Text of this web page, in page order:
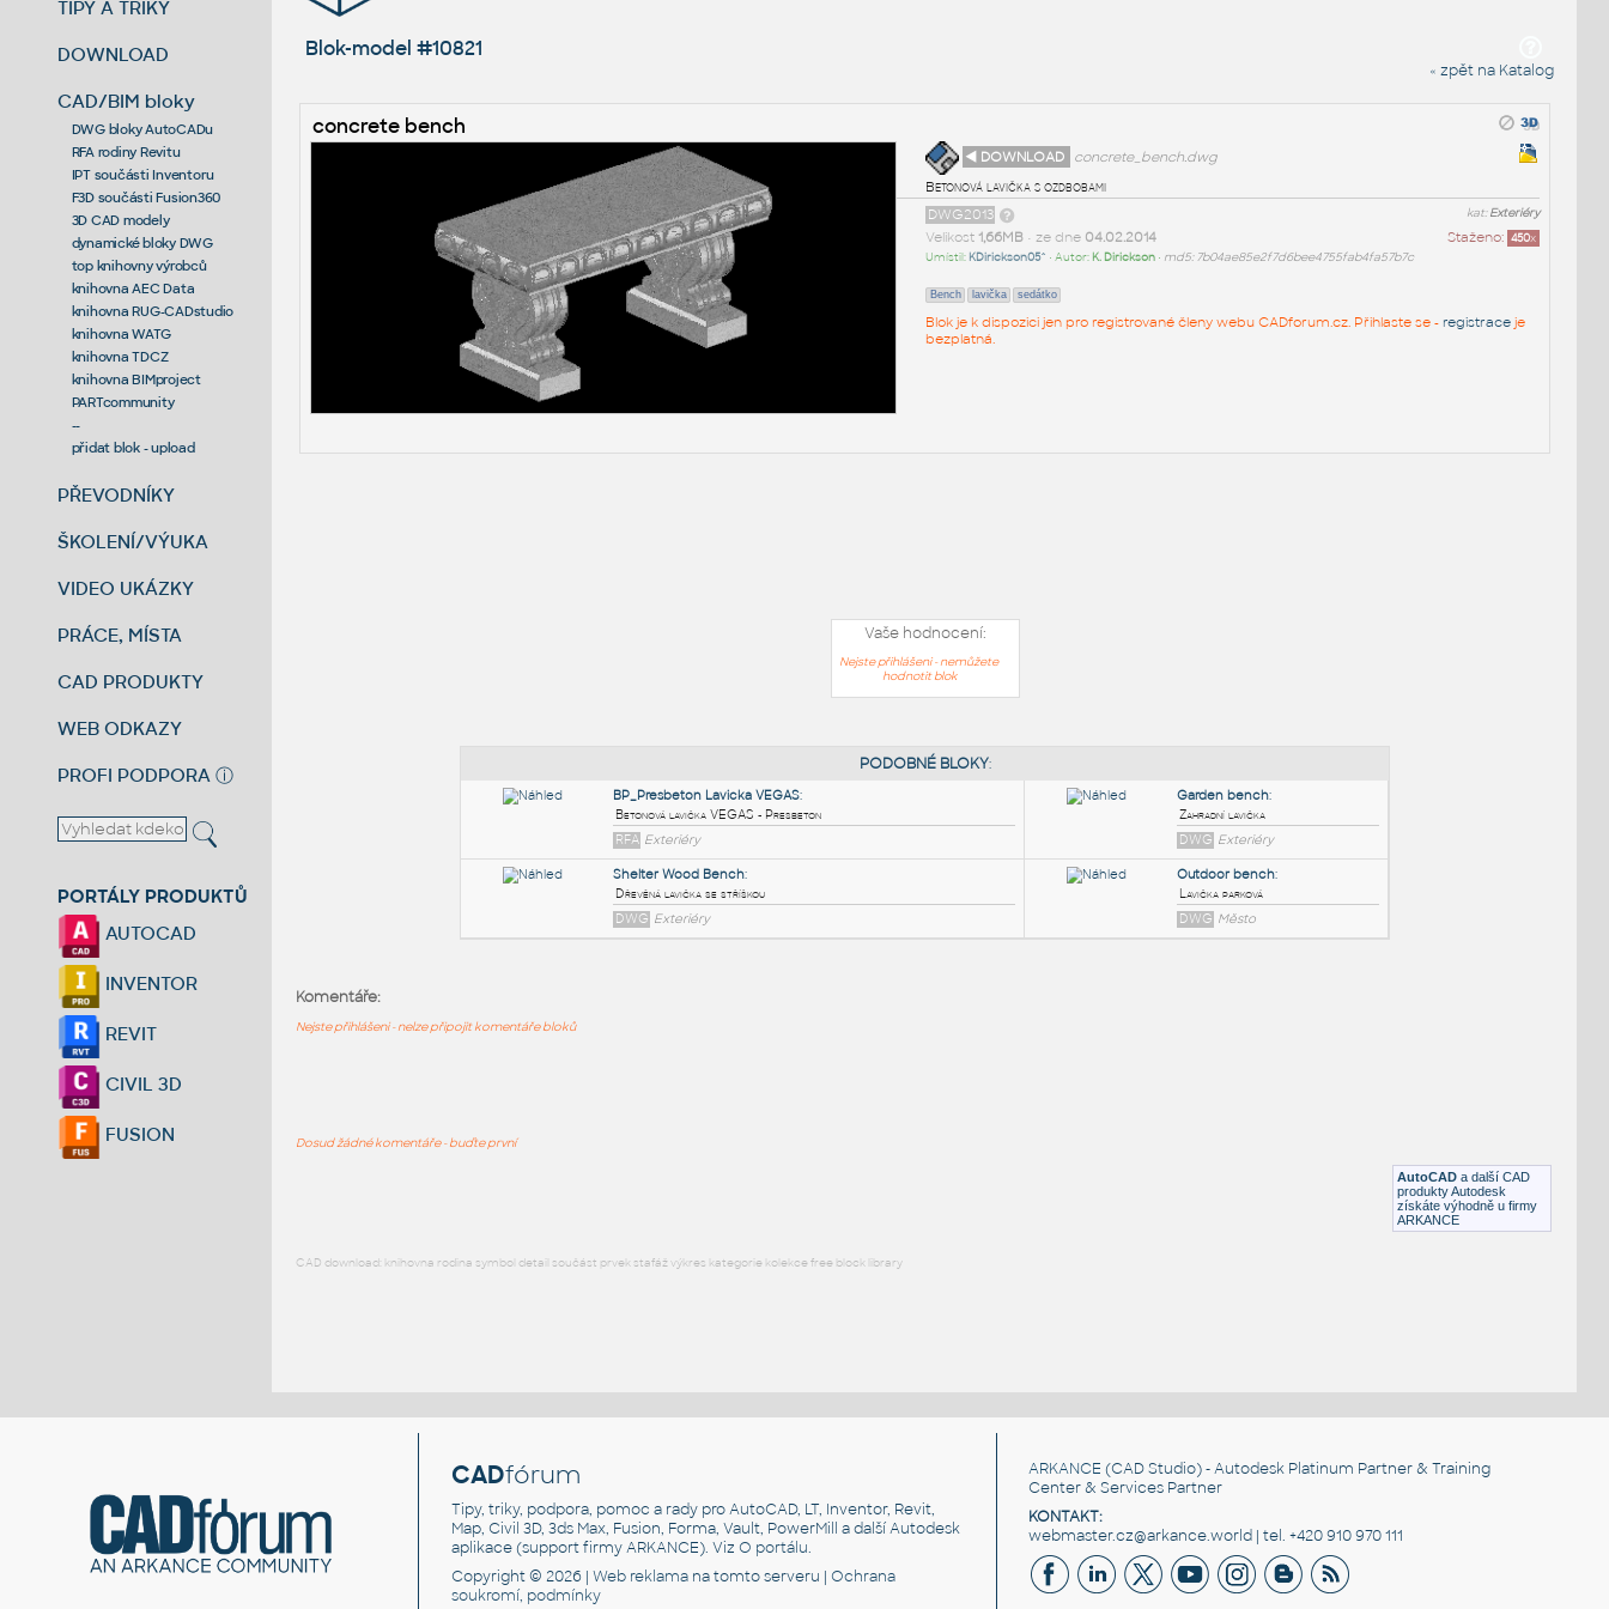
TIPY A TRIKY
DOWNLOAD
CAD/BIM bloky
DWG bloky AutoCADu
RFA rodiny Revitu
IPT součásti Inventoru
F3D součásti Fusion360
3D CAD modely
dynamické bloky DWG
top knihovny výrobců
knihovna AEC Data
knihovna RUG-CADstudio
knihovna WATG
knihovna TDCZ
knihovna BIMproject
PARTcommunity
--
přidat blok - upload
PŘEVODNÍKY
ŠKOLENÍ/VÝUKA
VIDEO UKÁZKY
PRÁCE, MÍSTA
CAD PRODUKTY
WEB ODKAZY
PROFI PODPORA ⓘ
PORTÁLY PRODUKTŮ
AUTOCAD
INVENTOR
REVIT
CIVIL 3D
FUSION
Blok-model #10821
« zpět na Katalog
concrete bench
◄ DOWNLOAD
concrete_bench.dwg
Betonová lavička s ozdbobami
kat:Exteriéry
DWG2013
Staženo: 450x
Velikost 1,66MB• ze dne 04.02.2014
Umístil: KDirickson05^ • Autor: K. Dirickson• md5: 7b04ae85e2f7d6bee4755fab4fa57b7c
Bench lavička sedátko
Blok je k dispozici jen pro registrované členy webu CADforum.cz. Přihlaste se - registraceje
bezplatná.
Vaše hodnocení:
Nejste přihlášeni - nemůžete
hodnotit blok
DWG Město
AutoCAD a další CAD
produkty Autodesk
získáte výhodně u firmy
ARKANCE
Komentáře:
Nejste přihlášeni - nelze připojit komentáře bloků
Dosud žádné komentáře - buďte první
CAD download: knihovna rodina symbol detail součást prvek stafáž výkres kategorie kolekce free block library
CADfórum
Tipy, triky, podpora, pomoc a rady pro AutoCAD, LT, Inventor, Revit,
Map, Civil 3D, 3ds Max, Fusion, Forma, Vault, PowerMill a další Autodesk
aplikace (support firmy ARKANCE). VizO portálu.
Copyright © 2026 |Web reklama na tomto serveru |Ochrana
soukromí, podmínky
ARKANCE (CAD Studio) - Autodesk Platinum Partner & Training
Center & Services Partner
KONTAKT:
webmaster.cz@arkance.world | tel. +420 910 970 111